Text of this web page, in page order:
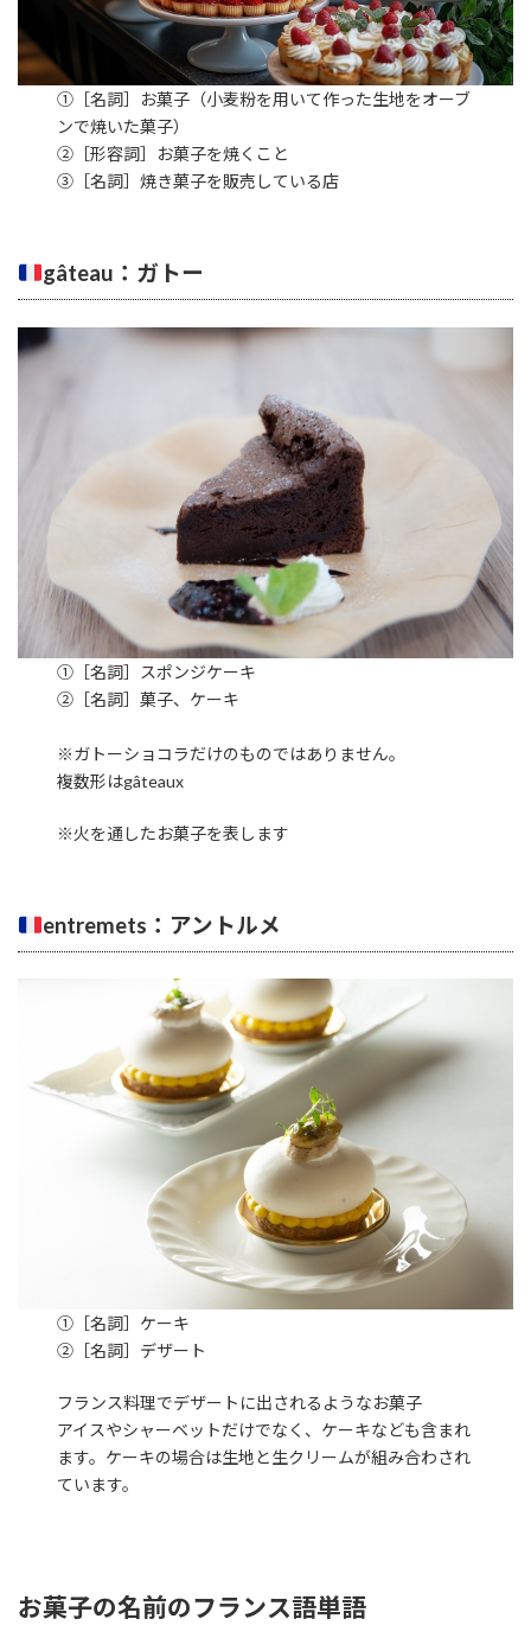
①［名詞］お菓子（小麦粉を用いて作った生地をオーブ
ンで焼いた菓子）
②［形容詞］お菓子を焼くこと
③［名詞］焼き菓子を販売している店
gâteau：ガトー
①［名詞］スポンジケーキ
②［名詞］菓子、ケーキ
※ガトーショコラだけのものではありません。
複数形はgâteaux
※火を通したお菓子を表します
entremets：アントルメ
①［名詞］ケーキ
②［名詞］デザート
フランス料理でデザートに出されるようなお菓子
アイスやシャーベットだけでなく、ケーキなども含まれ
ます。ケーキの場合は生地と生クリームが組み合わされ
ています。
お菓子の名前のフランス語単語